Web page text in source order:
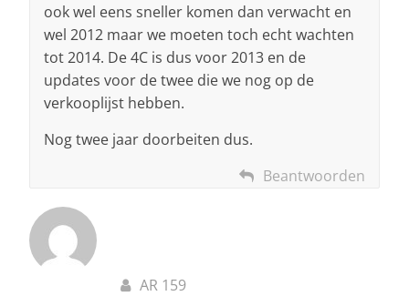
ook wel eens sneller komen dan verwacht en
wel 2012 maar we moeten toch echt wachten
tot 2014. De 4C is dus voor 2013 en de
updates voor de twee die we nog op de
verkooplijst hebben.
Nog twee jaar doorbeiten dus.
Beantwoorden
AR 159